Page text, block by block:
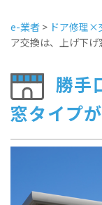
e-業者 > ドア修理×
ア交換は、上げ下げ
勝手
窓タイプ